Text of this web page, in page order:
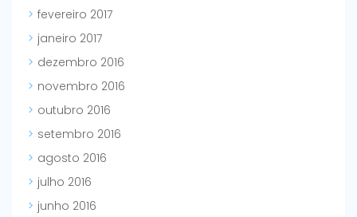
fevereiro 2017
janeiro 2017
dezembro 2016
novembro 2016
outubro 2016
setembro 2016
agosto 2016
julho 2016
junho 2016